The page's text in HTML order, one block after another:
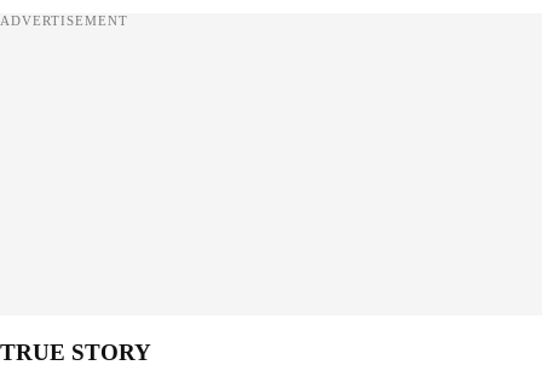
ADVERTISEMENT
TRUE STORY